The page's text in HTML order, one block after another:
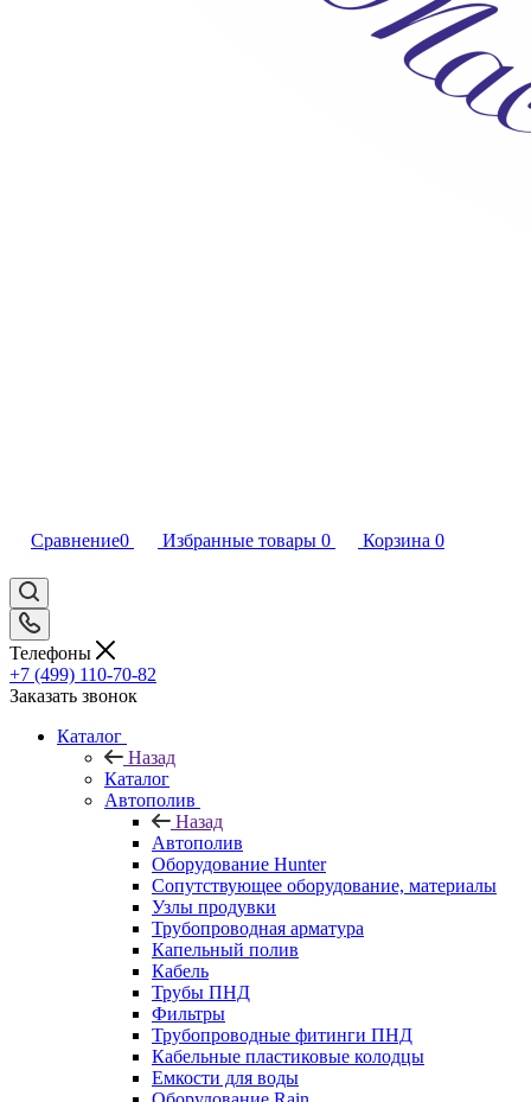
Сравнение0 Избранные товары 0 Корзина 0
Телефоны
+7 (499) 110-70-82
Заказать звонок
Каталог
Назад
Каталог
Автополив
Назад
Автополив
Оборудование Hunter
Сопутствующее оборудование, материалы
Узлы продувки
Трубопроводная арматура
Капельный полив
Кабель
Трубы ПНД
Фильтры
Трубопроводные фитинги ПНД
Кабельные пластиковые колодцы
Емкости для воды